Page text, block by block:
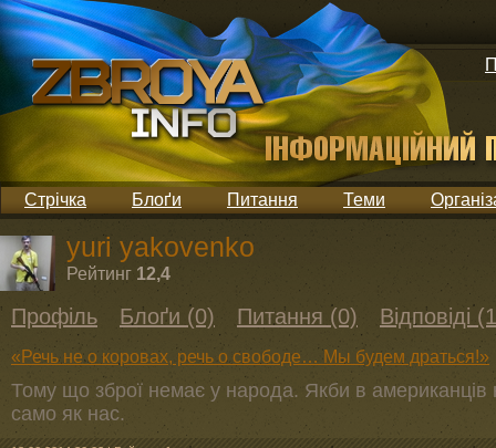
Стрічка Блоґи Питання Теми
yuri yakovenko
Рейтинг 12,4
Профіль Блоґи (0) Питання (0) Відповіді
«Речь не о коровах, речь о свободе… Мы будем драться!»
Тому що зброї немає у народа. Якби в американців
само як нас.